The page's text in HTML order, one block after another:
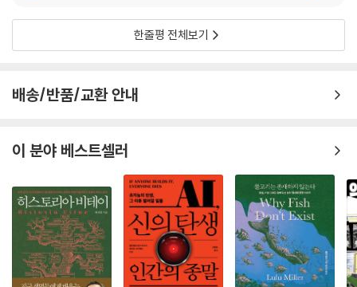
5) 전자로 오인된 아누의 투시적 실체
(1) 그리드 실험: 전선 내부에 흐르는 에테르 와류
(3) 결론: 전자는 영구적인 실체가 아니다
6) 도체와 자기장, 그 이면의 역학
(2) 자기장의 정체: 에테르가 빚은 거대한 소용돌이
7) 발전기: 상위 차원 에너지를 잇는 펌프
10. 물질의 노예에서 창조자로
1) 37년의 여정, 소스코드 복원의 마침표
2) 현실을 재설계할 마스터키
한줄평 전체보기
배송/반품/교환 안내
이 분야 베스트셀러